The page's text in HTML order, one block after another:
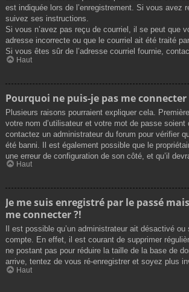
est indiquée lors de l’enregistrement. Si vous avez
suivez ses instructions.
Si vous n’avez pas reçu de courriel, il se peut que
adresse incorrecte ou que le courriel ait été traité
Si vous êtes sûr de l’adresse courriel fournie,
Haut
Pourquoi ne puis-je pas me connecter
Plusieurs raisons pourraient expliquer cela.
votre nom d’utilisateur et votre mot de passe soient
contactez un administrateur du forum pour vérifier
été banni. Il est également possible que le
une erreur de configuration de son côté, et qu’il
Haut
Je me suis enregistré par le passé
me connecter ?!
Il est possible qu’un administrateur ait désactivé
compte. En effet, il est courant de supprimer
ne postant pas pour réduire la taille de la base de
arrive, tentez de vous ré-enregistrer et soyez plus
Haut